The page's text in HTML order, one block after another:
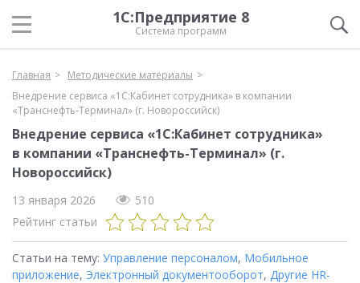
1С:Предприятие 8
Система программ
Главная
Методические материалы
Внедрение сервиса «1С:Кабинет сотрудника» в компании
«Транснефть-Терминал» (г. Новороссийск)
Внедрение сервиса «1С:Кабинет сотрудника»
в компании «Транснефть-Терминал» (г.
Новороссийск)
13 января 2026
510
Рейтинг статьи
Статьи на тему: Управление персоналом, Мобильное
приложение, Электронный документооборот, Другие HR-